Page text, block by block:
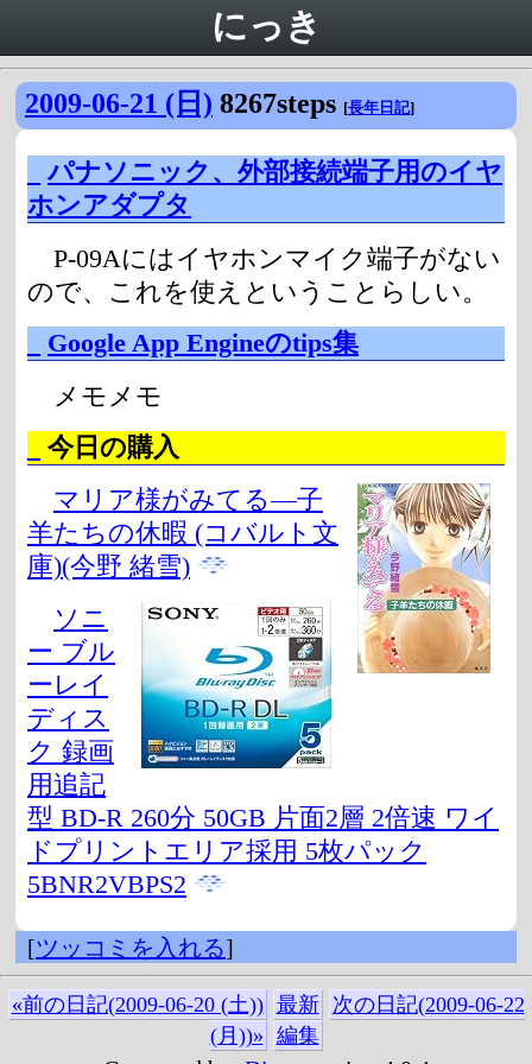
にっき
2009-06-21 (日) 8267steps [長年日記]
パナソニック、外部接続端子用のイヤ
ホンアダプタ
P-09Aにはイヤホンマイク端子がない
ので、これを使えということらしい。
Google App Engineのtips集
メモメモ
今日の購入
マリア様がみてる―子
羊たちの休暇 (コバルト文
庫)(今野 緒雪)
ソニ
ー ブル
ーレイ
ディス
ク 録画
用追記
型 BD-R 260分 50GB 片面2層 2倍速 ワイ
ドプリントエリア採用 5枚パック
5BNR2VBPS2
[ツッコミを入れる]
«前の日記(2009-06-20 (土)) 最新
次の日記(2009-06-22
(月))» 編集